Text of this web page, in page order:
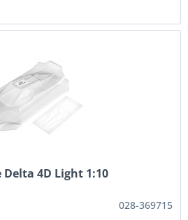
Delta 4D Light 1:10
028-369715